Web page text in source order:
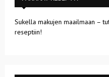
Sukella makujen maailmaan –
reseptiin!